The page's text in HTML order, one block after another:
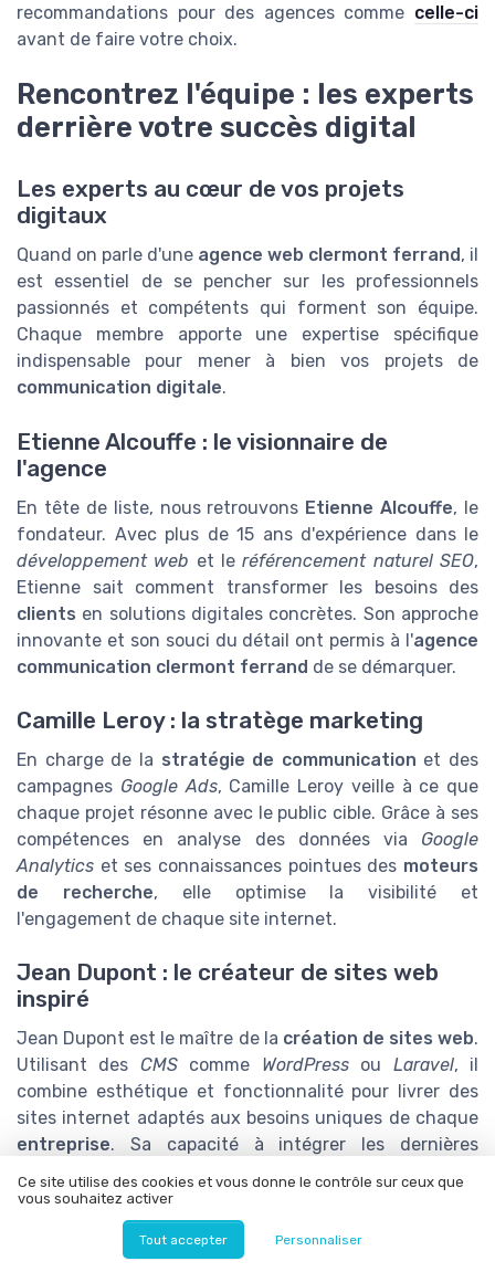
recommandations pour des agences comme celle-ci
avant de faire votre choix.
Rencontrez l'équipe : les experts
derrière votre succès digital
Les experts au cœur de vos projets
digitaux
Quand on parle d'une agence web clermont ferrand , il
est essentiel de se pencher sur les professionnels
passionnés et compétents qui forment son équipe.
Chaque membre apporte une expertise spécifique
indispensable pour mener à bien vos projets de
communication digitale.
Etienne Alcouffe : le visionnaire de
l'agence
En tête de liste, nous retrouvons Etienne Alcouffe, le
fondateur. Avec plus de 15 ans d'expérience dans le
développement web et leréférencement naturel SEO,
Etienne sait comment transformer les besoins des
clients en solutions digitales concrètes. Son approche
innovante et son souci du détail ont permis à l'agence
communication clermont ferrand de se démarquer.
Camille Leroy : la stratège marketing
En charge de la stratégie de communication et des
campagnes Google Ads, Camille Leroy veille à ce que
chaque projet résonne avec le public cible. Grâce à ses
compétences en analyse des données via Google
Analytics et ses connaissances pointues des moteurs
de recherche, elle optimise la visibilité et
l'engagement de chaque site internet.
Jean Dupont : le créateur de sites web
inspiré
Jean Dupont est le maître de la création de sites web.
Utilisant des CMScomme WordPressou Laravel, il
combine esthétique et fonctionnalité pour livrer des
sites internet adaptés aux besoins uniques de chaque
entreprise. Sa capacité à intégrer les dernières
contribué à la renommée de l'
Sophie Martin : la gestionnaire des
Ce site utilise des cookies et vous donne le contrôle sur ceux que
vous souhaitez activer
Tout accepter Personnaliser